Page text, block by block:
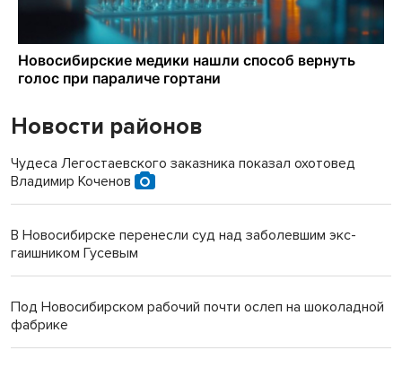
Новости районов
Чудеса Легостаевского заказника показал охотовед
Владимир Коченов
В Новосибирске перенесли суд над заболевшим экс-
гаишником Гусевым
Под Новосибирском рабочий почти ослеп на шоколадной
фабрике